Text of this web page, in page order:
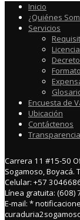
Inicio
¿Quiénes
Servicios
Encuesta de
Ubicación
Contáctenos
Transparencia
Carrera 11 #15-50
Sogamoso, Boyacá.
Celular: +57
Línea gratuita: (608)
E-mail: *